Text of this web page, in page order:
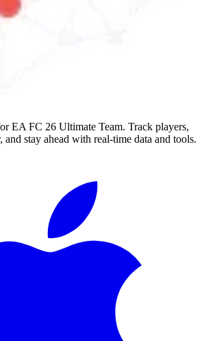
EA FC 26 Ultimate Team. Track players,
stay ahead with real-time data and tools.